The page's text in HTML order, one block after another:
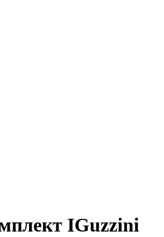
IGuzzini